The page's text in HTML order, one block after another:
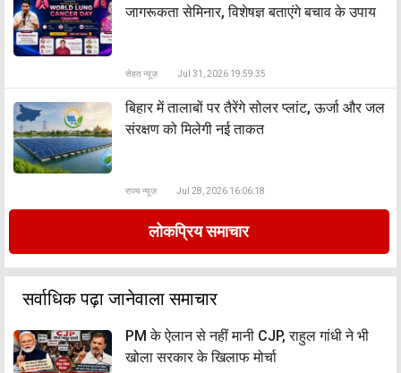
जागरूकता सेमिनार, विशेषज्ञ बताएंगे बचाव के उपाय
सेहत न्यूज़ Jul 31, 2026 19:59:35
बिहार में तालाबों पर तैरेंगे सोलर प्लांट, ऊर्जा और जल
संरक्षण को मिलेगी नई ताकत
राज्य न्यूज़ Jul 28, 2026 16:06:18
लोकप्रिय समाचार
सर्वाधिक पढ़ा जानेवाला समाचार
PM के ऐलान से नहीं मानी CJP, राहुल गांधी ने भी
खोला सरकार के खिलाफ मोर्चा